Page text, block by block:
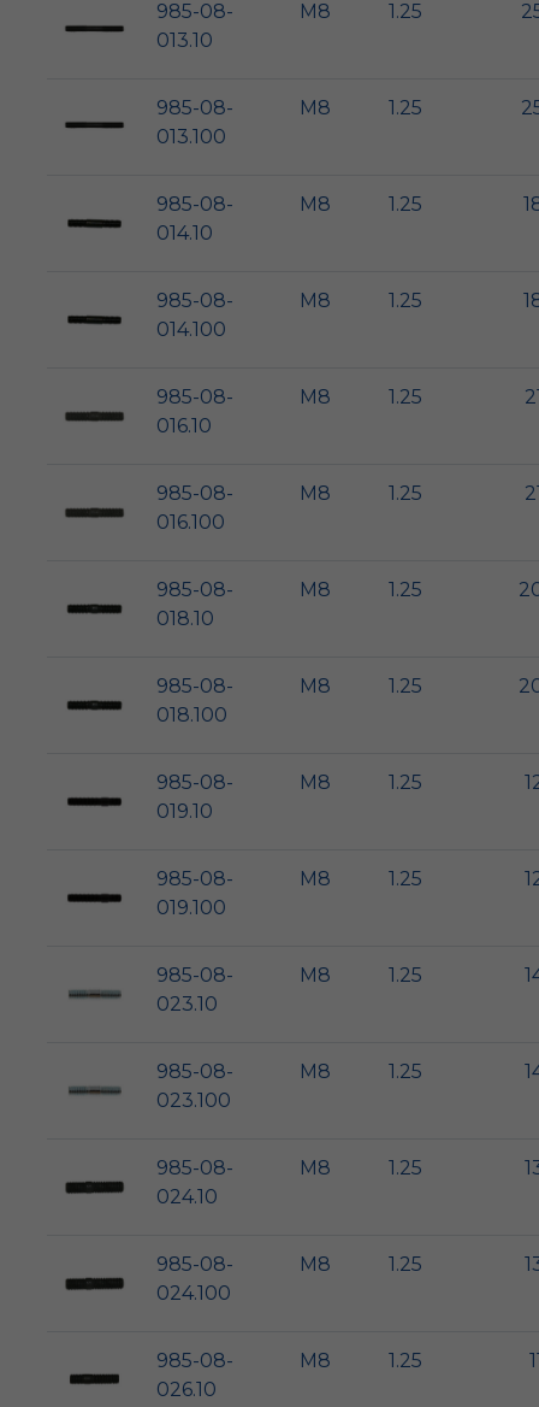
985-08-
013.10
M8 1.25
985-08-
013.100
M8 1.25
985-08-
014.10
M8 1.25
985-08-
014.100
M8 1.25
985-08-
016.10
M8 1.25
985-08-
016.100
M8 1.25
985-08-
018.10
M8 1.25
985-08-
018.100
M8 1.25
985-08-
019.10
M8 1.25
985-08-
019.100
M8 1.25
985-08-
023.10
M8 1.25
985-08-
023.100
M8 1.25
985-08-
024.10
M8 1.25
985-08-
024.100
M8 1.25
985-08-
026.10
M8 1.25